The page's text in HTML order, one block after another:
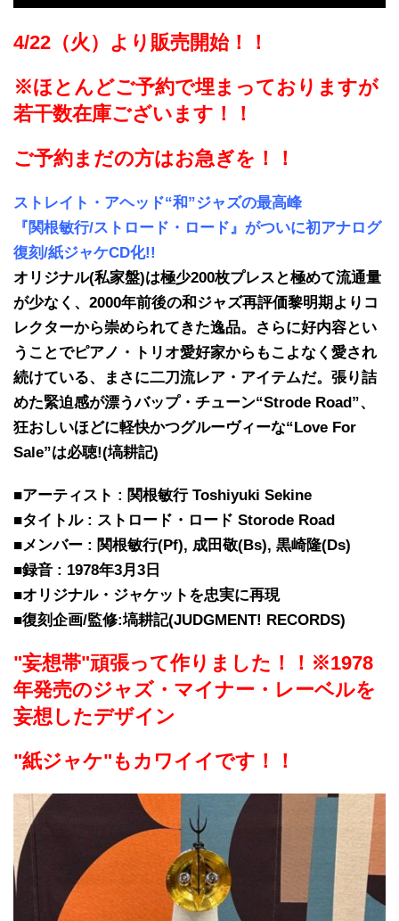
4/22（火）より販売開始！！
※ほとんどご予約で埋まっておりますが
若干数在庫ございます！！
ご予約まだの方はお急ぎを！！
ストレイト・アヘッド“和”ジャズの最高峰
『関根敏行/ストロード・ロード』がついに初アナログ
復刻/紙ジャケCD化!!
オリジナル(私家盤)は極少200枚プレスと極めて流通量
が少なく、2000年前後の和ジャズ再評価黎明期よりコ
レクターから崇められてきた逸品。さらに好内容とい
うことでピアノ・トリオ愛好家からもこよなく愛され
続けている、まさに二刀流レア・アイテムだ。張り詰
めた緊迫感が漂うバップ・チューン“Strode Road”、
狂おしいほどに軽快かつグルーヴィーな“Love For
Sale”は必聴!(塙耕記)
■アーティスト : 関根敏行 Toshiyuki Sekine
■タイトル : ストロード・ロード Storode Road
■メンバー : 関根敏行(Pf), 成田敬(Bs), 黒崎隆(Ds)
■録音 : 1978年3月3日
■オリジナル・ジャケットを忠実に再現
■復刻企画/監修:塙耕記(JUDGMENT! RECORDS)
"妄想帯"頑張って作りました！！※1978
年発売のジャズ・マイナー・レーベルを
妄想したデザイン
"紙ジャケ"もカワイイです！！